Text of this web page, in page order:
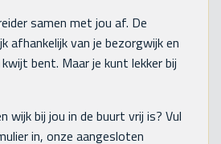
samen met jou af. De
afhankelijk van je bezorgwijk en
bent. Maar je kunt lekker bij
wijk bij jou in de buurt vrij is? Vul
in, onze aangesloten